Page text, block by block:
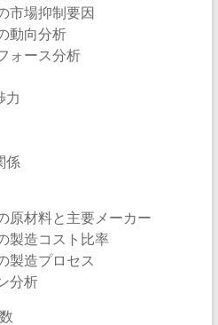
市場抑制要因
動向分析
ォース分析
力
係
原材料と主要メーカー
製造コスト比率
製造プロセス
分析